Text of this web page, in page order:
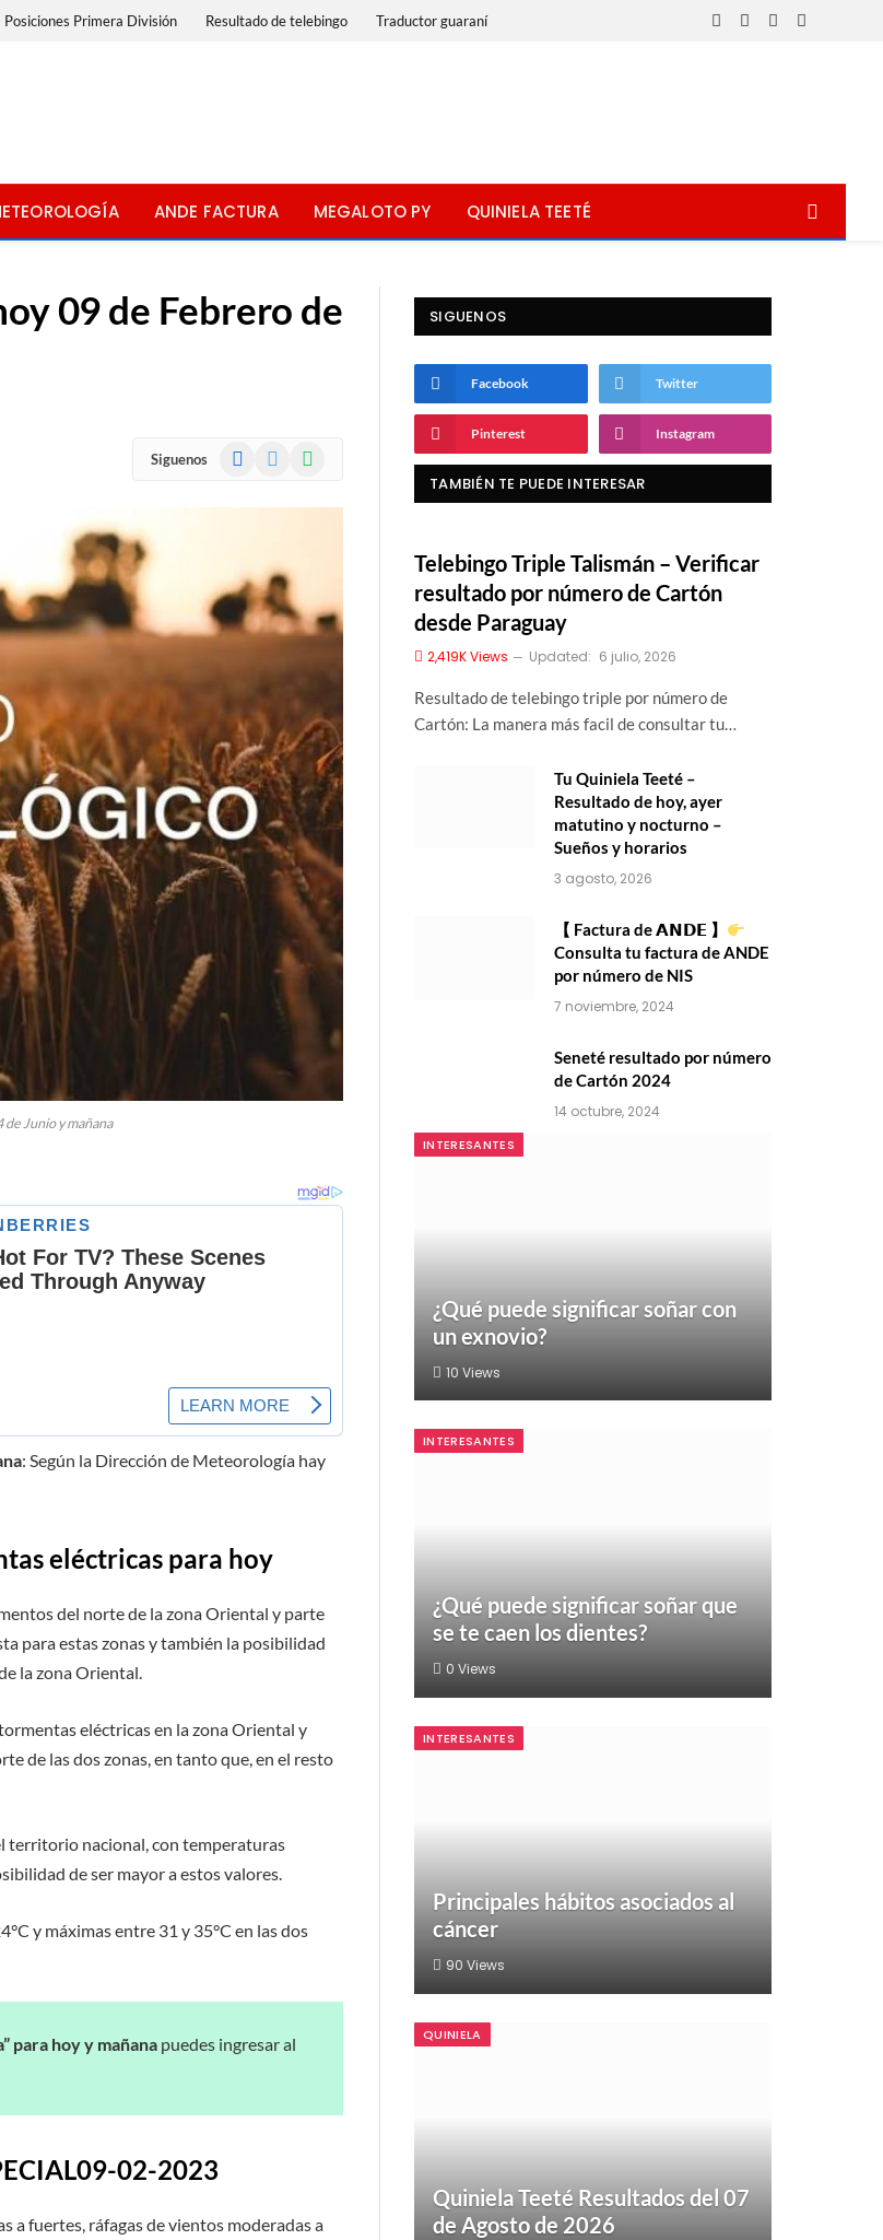
Posiciones Primera División Resultado de telebingo Traductor guaraní
Facebook
X
InstagramWhatsApp
ANDE FACTURA MEGALOTO PY QUINIELA TEETÉ
09 de Febrero de
Siguenos Facebook WhatsApp
Junio y mañana
: Según la Dirección de Meteorología hay
eléctricas para hoy
del norte de la zona Oriental y parte
para estas zonas y también la posibilidad
la zona Oriental.
eléctricas en la zona Oriental y
de las dos zonas, en tanto que, en el resto
territorio nacional, con temperaturas
de ser mayor a estos valores.
y máximas entre 31 y 35°C en las dos
para hoy y mañana puedes ingresar al
02-2023
a fuertes, ráfagas de vientos moderadas a
SIGUENOS
Facebook Twitter
Pinterest Instagram
TAMBIÉN TE PUEDE INTERESAR
Telebingo Triple Talismán – Verificar
resultado por número de Cartón
desde Paraguay
2,419KViews Updated: 6 julio, 2026
Resultado de telebingo triple por número de
Cartón: La manera más facil de consultar tu…
Tu Quiniela Teeté –
Resultado de hoy, ayer
matutino y nocturno –
Sueños y horarios
3 agosto, 2026
【 Factura de 𝗔𝗡𝗗𝗘 】
Consulta tu factura de ANDE
por número de NIS
7 noviembre, 2024
Seneté resultado por número
de Cartón 2024
14 octubre, 2024
INTERESANTES
¿Qué puede significar soñar con
un exnovio?
10 Views
INTERESANTES
¿Qué puede significar soñar que
se te caen los dientes?
0 Views
INTERESANTES
Principales hábitos asociados al
cáncer
90 Views
QUINIELA
Quiniela Teeté Resultados del 07
de Agosto de 2026